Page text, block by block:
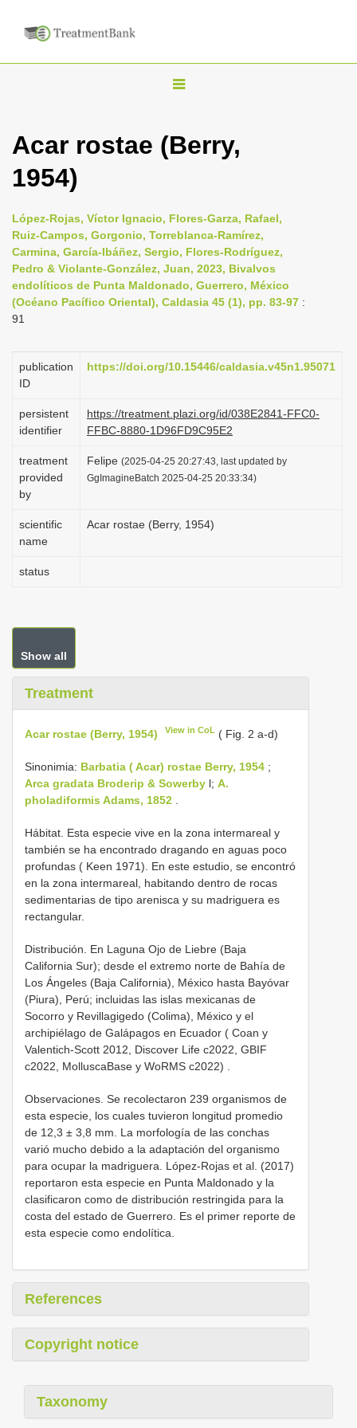
T
g
n
a
i
g
t
i
n
Acar rostae (Berry,
1954)
López-Rojas, Víctor Ignacio, Flores-Garza, Rafael,
Ruiz-Campos, Gorgonio, Torreblanca-Ramírez,
Carmina, García-Ibáñez, Sergio, Flores-Rodríguez,
Pedro & Violante-González, Juan, 2023, Bivalvos
endolíticos de Punta Maldonado, Guerrero, México
(Océano Pacífico Oriental), Caldasia 45 (1), pp. 83-97 :
91
publication
ID
https://doi.org/10.15446/caldasia.v45n1.95071
persistent
identifier
https://treatment.plazi.org/id/038E2841-FFC0-
FFBC-8880-1D96FD9C95E2
treatment
provided
by
Felipe (2025-04-25 20:27:43, last updated by
GgImagineBatch 2025-04-25 20:33:34)
scientific
name
Acar rostae (Berry, 1954)
status
Show all
Treatment
Acar rostae (Berry, 1954) View in CoL ( Fig. 2 a-d)
Sinonimia: Barbatia ( Acar) rostae Berry, 1954 ;
Arca gradata Broderip & Sowerby l; A.
pholadiformis Adams, 1852
Hábitat. Esta especie vive en la zona intermareal y
también se ha encontrado dragando en aguas poco
profundas ( Keen 1971). En este estudio, se encontró
en la zona intermareal, habitando dentro de rocas
sedimentarias de tipo arenisca y su madriguera es
rectangular.
Distribución. En Laguna Ojo de Liebre (Baja
California Sur); desde el extremo norte de Bahía de
Los Ángeles (Baja California), México hasta Bayóvar
(Piura), Perú; incluidas las islas mexicanas de
Socorro y Revillagigedo (Colima), México y el
archipiélago de Galápagos en Ecuador ( Coan y
Valentich-Scott 2012, Discover Life c2022, GBIF
c2022, MolluscaBase y WoRMS c2022)
Observaciones. Se recolectaron 239 organismos de
esta especie, los cuales tuvieron longitud promedio
de 12,3 ± 3,8 mm. La morfología de las conchas
varió mucho debido a la adaptación del organismo
para ocupar la madriguera. López-Rojas et al. (2017)
reportaron esta especie en Punta Maldonado y la
clasificaron como de distribución restringida para la
costa del estado de Guerrero. Es el primer reporte de
esta especie como endolítica.
References
Copyright notice
Taxonomy